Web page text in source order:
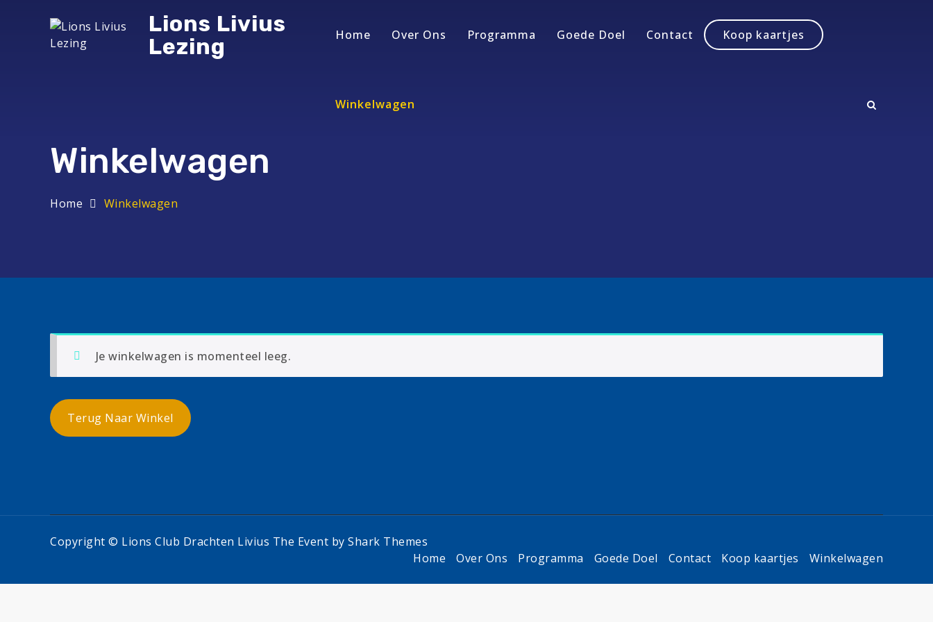
Lions Livius
Lezing
Home Over Ons Programma Goede Doel Contact Koop kaartjes
Winkelwagen
Winkelwagen
Home Winkelwagen
Je winkelwagen is momenteel leeg.
Terug Naar Winkel
Copyright © Lions Club Drachten Livius The Event by Shark Themes
Home
Over Ons Programma Goede Doel Contact Koop kaartjes Winkelwagen